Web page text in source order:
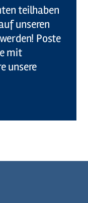
teilhaben
unseren
Poste
mit
unsere